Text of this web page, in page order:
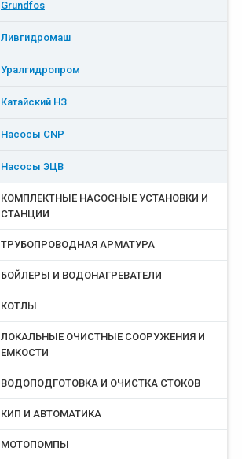
Grundfos
Ливгидромаш
Уралгидропром
Катайский НЗ
Насосы CNP
Насосы ЭЦB
КОМПЛЕКТНЫЕ НАСОСНЫЕ УСТАНОВКИ И
СТАНЦИИ
ТРУБОПРОВОДНАЯ АРМАТУРА
БОЙЛЕРЫ И ВОДОНАГРЕВАТЕЛИ
КОТЛЫ
ЛОКАЛЬНЫЕ ОЧИСТНЫЕ СООРУЖЕНИЯ И
ЕМКОСТИ
ВОДОПОДГОТОВКА И ОЧИСТКА СТОКОВ
КИП И АВТОМАТИКА
МОТОПОМПЫ